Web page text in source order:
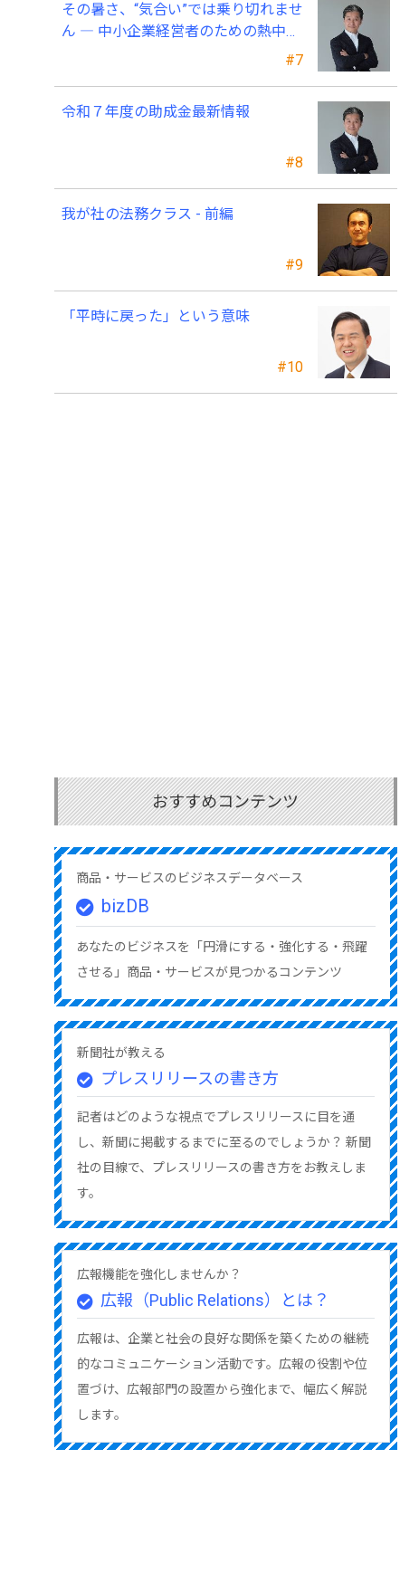
#7
その暑さ、“気合い”では乗り切れませ
ん ― 中小企業経営者のための熱中症
#8
令和７年度の助成金最新情報
#9
我が社の法務クラス - 前編
#10
「平時に戻った」という意味
おすすめコンテンツ
商品・サービスのビジネスデータベース
bizDB
あなたのビジネスを「円滑にする・強化する・飛躍
させる」商品・サービスが見つかるコンテンツ
新聞社が教える
プレスリリースの書き方
記者はどのような視点でプレスリリースに目を通
し、新聞に掲載するまでに至るのでしょうか？ 新聞
社の目線で、プレスリリースの書き方をお教えしま
す。
広報機能を強化しませんか？
広報（Public Relations）とは？
広報は、企業と社会の良好な関係を築くための継続
的なコミュニケーション活動です。広報の役割や位
置づけ、広報部門の設置から強化まで、幅広く解説
します。